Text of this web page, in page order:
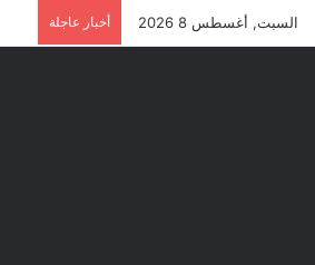
السبت, أغسطس 8 2026 أخبار عاجلة